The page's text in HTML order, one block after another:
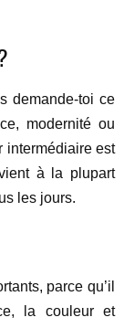
demande-toi ce
modernité ou
intermédiaire est
à la plupart
les jours.
parce qu’il
la couleur et